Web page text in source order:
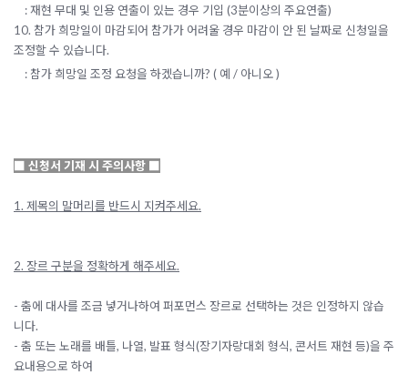
: 재현 무대 및 인용 연출이 있는 경우 기입 (3분이상의 주요연출)
10. 참가 희망일이 마감되어 참가가 어려울 경우 마감이 안 된 날짜로 신청일을
조정할 수 있습니다.
: 참가 희망일 조정 요청을 하겠습니까? ( 예 / 아니오 )
■ 신청서 기재 시 주의사항 ■
1. 제목의 말머리를 반드시 지켜주세요.
2. 장르 구분을 정확하게 해주세요.
- 춤에 대사를 조금 넣거나하여 퍼포먼스 장르로 선택하는 것은 인정하지 않습
니다.
- 춤 또는 노래를 배틀, 나열, 발표 형식(장기자랑대회 형식, 콘서트 재현 등)을 주
요내용으로 하여